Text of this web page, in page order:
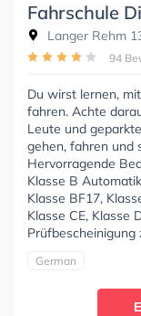
Fahrschule
Langer Rehm
94
Du wirst lernen,
fahren. Achte
Leute und
gehen, fahren und
Hervorragende
Klasse B
Klasse BF17,
Klasse CE, Klasse
Prüfbescheinigung
German